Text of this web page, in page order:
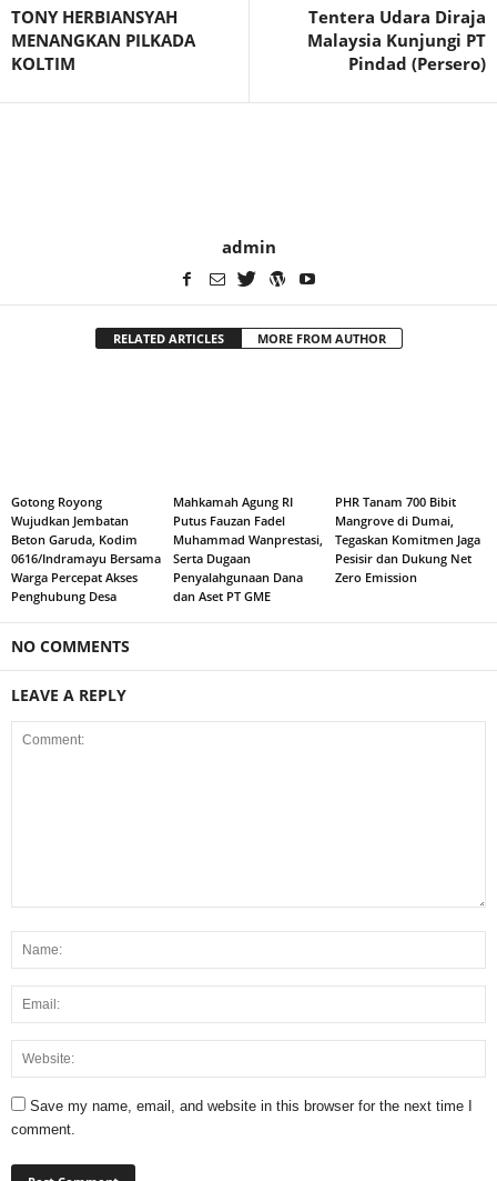
TONY HERBIANSYAH
MENANGKAN PILKADA
KOLTIM
Tentera Udara Diraja
Malaysia Kunjungi PT
Pindad (Persero)
admin
RELATED ARTICLES MORE FROM AUTHOR
Gotong Royong
Wujudkan Jembatan
Beton Garuda, Kodim
0616/Indramayu Bersama
Warga Percepat Akses
Penghubung Desa
Mahkamah Agung RI
Putus Fauzan Fadel
Muhammad Wanprestasi,
Serta Dugaan
Penyalahgunaan Dana
dan Aset PT GME
PHR Tanam 700 Bibit
Mangrove di Dumai,
Tegaskan Komitmen Jaga
Pesisir dan Dukung Net
Zero Emission
NO COMMENTS
LEAVE A REPLY
Save my name, email, and website in this browser for the next time I
comment.